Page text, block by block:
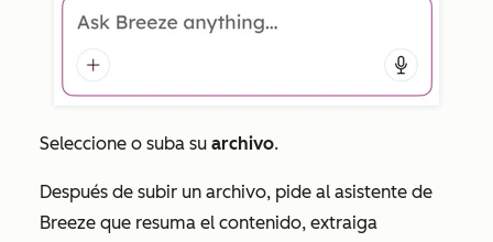
Seleccione o suba su archivo.
Después de subir un archivo, pide al asistente de
Breeze que resuma el contenido, extraiga